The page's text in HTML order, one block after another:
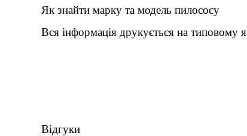
Як знайти марку та модель пилососу
Вся інформація друкується на типовому
Відгуки